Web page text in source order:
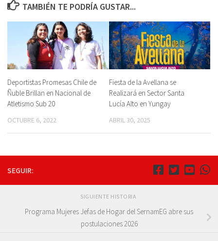
TAMBIÉN TE PODRÍA GUSTAR...
Deportistas Promesas Chile de
Ñuble Brillan en Nacional de
Atletismo Sub 20
OCTUBRE 6, 2022
Fiesta de la Avellana se
Realizará en Sector Santa
Lucía Alto en Yungay
ABRIL 30, 2025
SEGUIR:
SIGUIENTE HISTORIA
Programa Mujeres Jefas de Hogar del SernamEG abre sus
postulaciones 2026